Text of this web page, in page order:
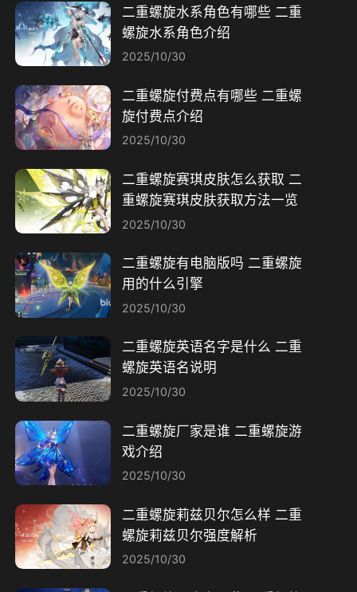
二重螺旋水系角色有哪些 二重
螺旋水系角色介绍
2025/10/30
二重螺旋付费点有哪些 二重螺
旋付费点介绍
2025/10/30
二重螺旋赛琪皮肤怎么获取 二
重螺旋赛琪皮肤获取方法一览
2025/10/30
二重螺旋有电脑版吗 二重螺旋
用的什么引擎
2025/10/30
二重螺旋英语名字是什么 二重
螺旋英语名说明
2025/10/30
二重螺旋厂家是谁 二重螺旋游
戏介绍
2025/10/30
二重螺旋莉兹贝尔怎么样 二重
螺旋莉兹贝尔强度解析
2025/10/30